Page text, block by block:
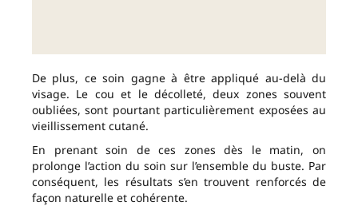
De plus, ce soin gagne à être appliqué au-delà du
visage. Le cou et le décolleté, deux zones souvent
oubliées, sont pourtant particulièrement exposées au
vieillissement cutané.
En prenant soin de ces zones dès le matin, on
prolonge l’action du soin sur l’ensemble du buste. Par
conséquent, les résultats s’en trouvent renforcés de
façon naturelle et cohérente.